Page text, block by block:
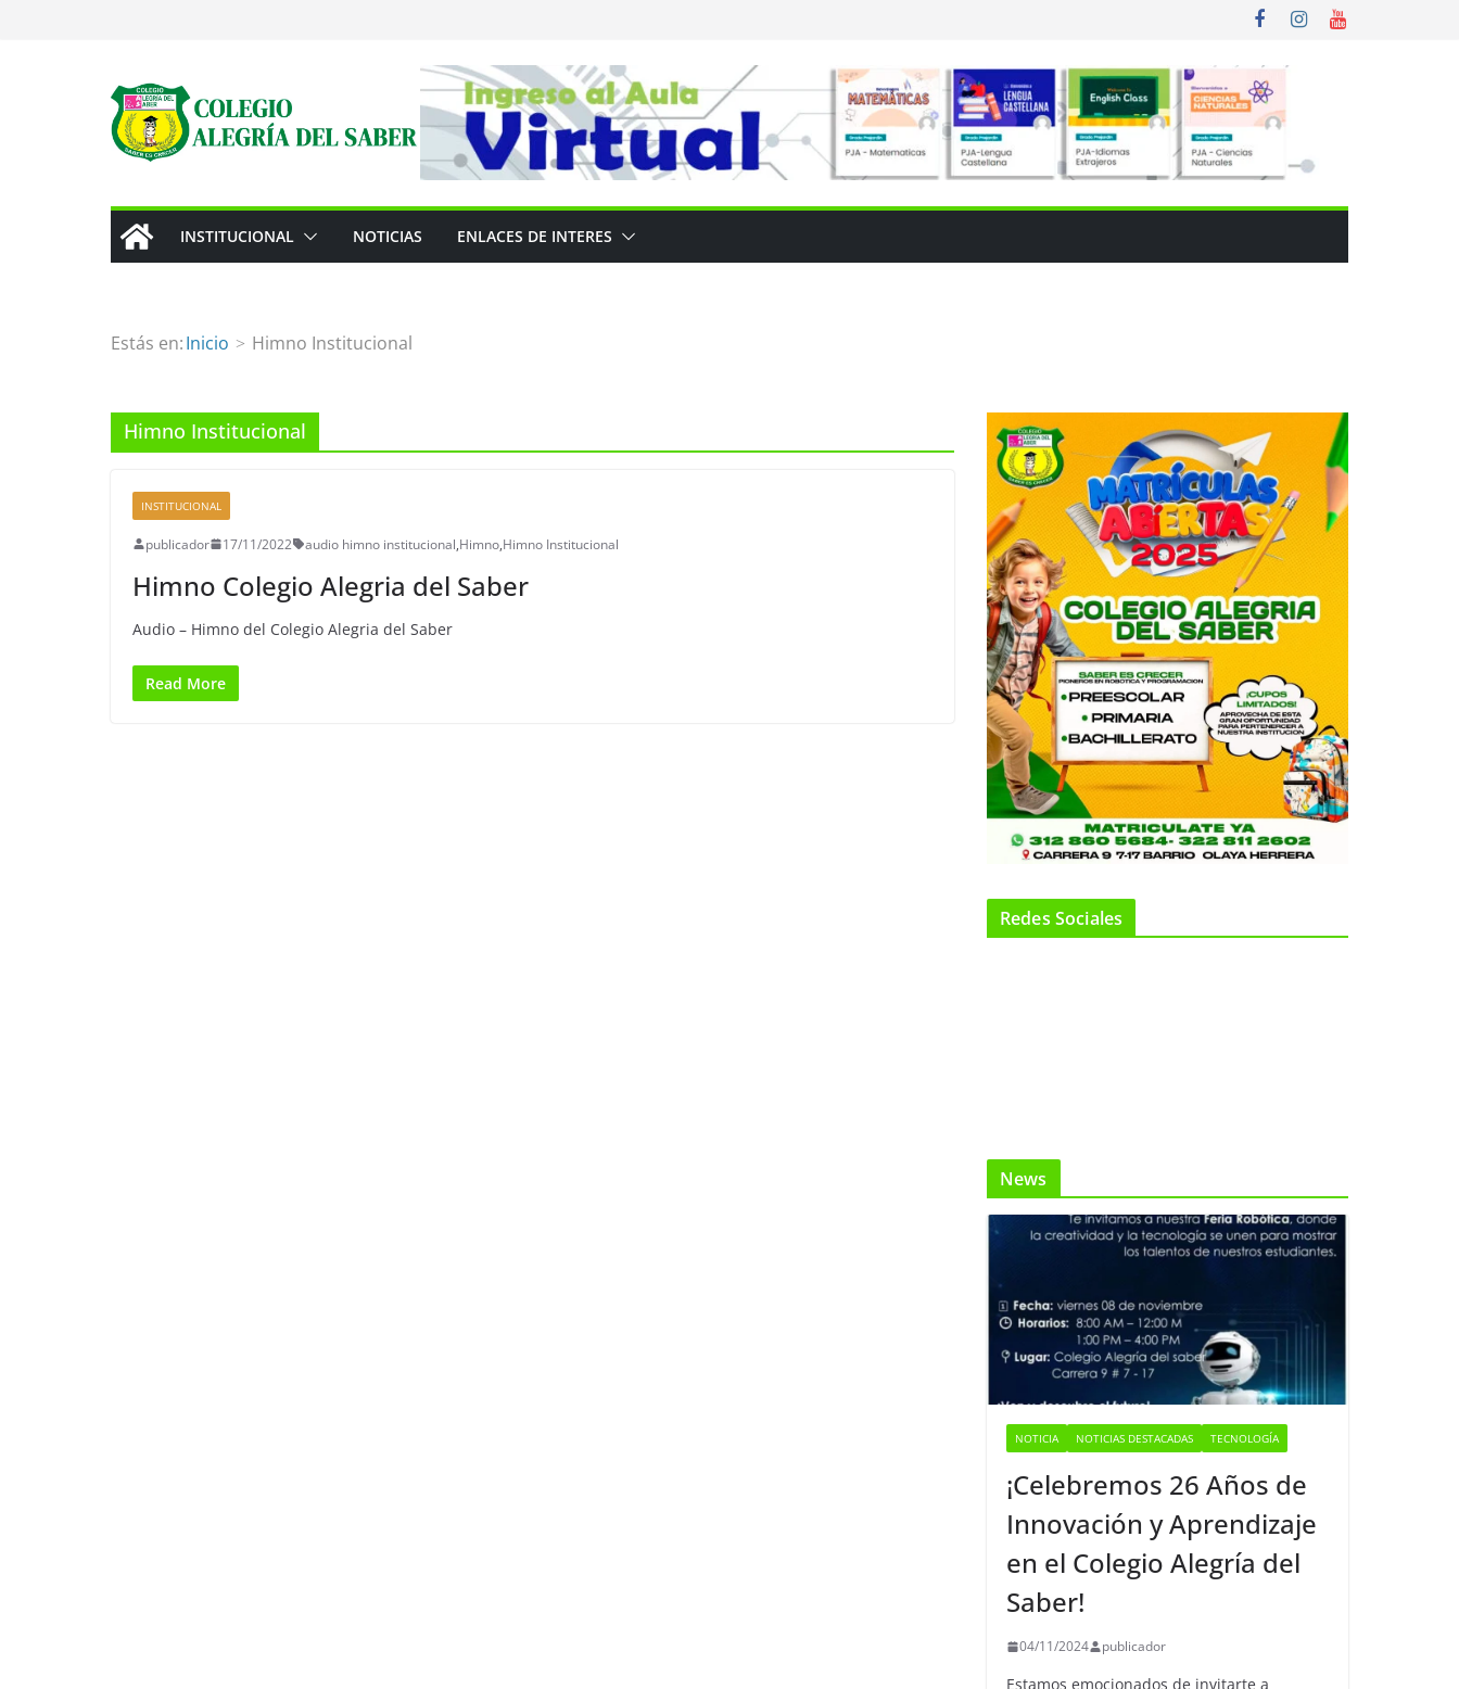
INSTITUCIONAL NOTICIAS ENLACES DE INTERES
Estás en:Inicio Himno Institucional
Himno Institucional
INSTITUCIONAL
publicador 17/11/2022 audio himno institucional,Himno,Himno Institucional
Himno Colegio Alegria del Saber
Audio – Himno del Colegio Alegria del Saber
Read More
Redes Sociales
News
NOTICIA NOTICIAS DESTACADAS TECNOLOGÍA
¡Celebremos 26 Años de
Innovación y Aprendizaje
en el Colegio Alegría del
Saber!
04/11/2024 publicador
Estamos emocionados de invitarte a